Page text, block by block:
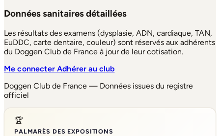
Données sanitaires détaillées
Les résultats des examens (dysplasie, ADN, cardiaque, TAN,
EuDDC, carte dentaire, couleur) sont réservés aux adhérents
du Doggen Club de France à jour de leur cotisation.
Me connecterAdhérer au club
Doggen Club de France — Données issues du registre
officiel
🏆
PALMARÈS DES EXPOSITIONS